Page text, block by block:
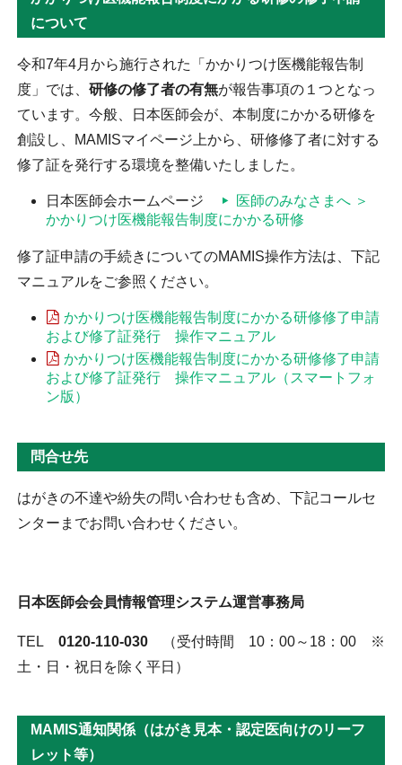
について
令和7年4月から施行された「かかりつけ医機能報告制
度」 では、 研修の修了者の有無が報告事項の１つとなっ
ています。今般、日本医師会が、本制度にかかる研修を
創設し、MAMISマイページ上から、 研修修了者に対する
修了証を発行する環境を整備いたしました 。
日本医師会ホームページ
医師のみなさまへ ＞
かかりつけ医機能報告制度にかかる研修
修了証申請の手続きについてのMAMIS操作方法は、下記
マニュアルをご参照ください。
かかりつけ医機能報告制度にかかる研修修了申請
および修了証発行 操作マニュアル
かかりつけ医機能報告制度にかかる研修修了申請
および修了証発行 操作マニュアル（スマートフォ
ン版）
問合せ先
はがきの不達や紛失の問い合わせも含め、下記コールセ
ンターまでお問い合わせください。
日本医師会会員情報管理システム運営事務局
TEL 0120-110-030（受付時間 10：00～18：00 ※
土・日・祝日を除く平日）
MAMIS通知関係（はがき見本・認定医向けのリーフ
レット等）